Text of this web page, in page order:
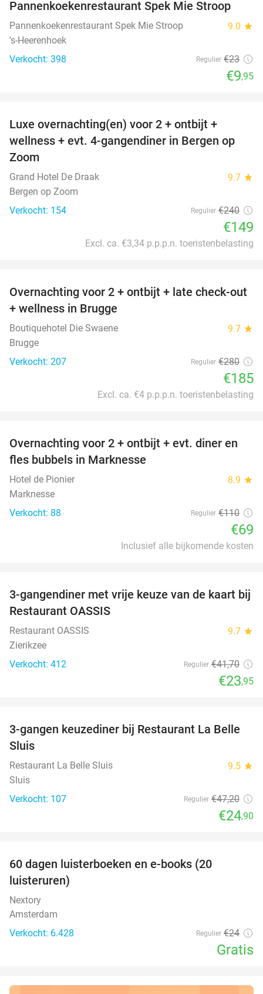
Pannenkoekenrestaurant Spek Mie Stroop
Pannenkoekenrestaurant Spek Mie Stroop 9.0 star
's-Heerenhoek
Verkocht: 398
Regulier €23
€9,95
Luxe overnachting(en) voor 2 + ontbijt +
wellness + evt. 4-gangendiner in Bergen op
Zoom
Grand Hotel De Draak 9.7 star
Bergen op Zoom
Verkocht: 154
Regulier €240
€149
Excl. ca. €3,34 p.p.p.n. toeristenbelasting
34%
Overnachting voor 2 + ontbijt + late check-out
+ wellness in Brugge
Boutiquehotel Die Swaene 9.7 star
Brugge
Verkocht: 207
Regulier €280
€185
Excl. ca. €4 p.p.p.n. toeristenbelasting
37%
Overnachting voor 2 + ontbijt + evt. diner en
fles bubbels in Marknesse
Hotel de Pionier 8.9 star
Marknesse
Verkocht: 88
Regulier €110
€69
Inclusief alle bijkomende kosten
43%
3-gangendiner met vrije keuze van de kaart bij
Restaurant OASSIS
Restaurant OASSIS 9.7 star
Zierikzee
Verkocht: 412
Regulier €41,70
€23,95
47%
3-gangen keuzediner bij Restaurant La Belle
Sluis
Restaurant La Belle Sluis 9.5 star
Sluis
Verkocht: 107
Regulier €47,20
€24,90
60 dagen luisterboeken en e-books (20
luisteruren)
Nextory
Amsterdam
Verkocht: 6.428
Regulier €24
Gratis